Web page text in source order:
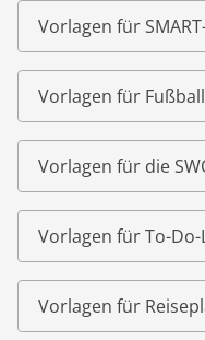
Vorlagen für
Vorlagen für
Vorlagen für die
Vorlagen für To-Do-
Vorlagen für